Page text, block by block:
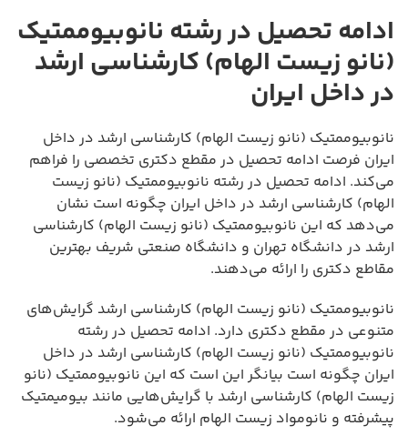
ادامه تحصیل در رشته نانوبیوممتیک
(نانو زیست الهام) کارشناسی ارشد
در داخل ایران
نانوبیوممتیک (نانو زیست الهام) کارشناسی ارشد در داخل
ایران فرصت ادامه تحصیل در مقطع دکتری تخصصی را فراهم
می‌کند. ادامه تحصیل در رشته نانوبیوممتیک (نانو زیست
الهام) کارشناسی ارشد در داخل ایران چگونه است نشان
می‌دهد که این نانوبیوممتیک (نانو زیست الهام) کارشناسی
ارشد در دانشگاه تهران و دانشگاه صنعتی شریف بهترین
مقاطع دکتری را ارائه می‌دهند.
نانوبیوممتیک (نانو زیست الهام) کارشناسی ارشد گرایش‌های
متنوعی در مقطع دکتری دارد. ادامه تحصیل در رشته
نانوبیوممتیک (نانو زیست الهام) کارشناسی ارشد در داخل
ایران چگونه است بیانگر این است که این نانوبیوممتیک (نانو
زیست الهام) کارشناسی ارشد با گرایش‌هایی مانند بیومیمتیک
پیشرفته و نانومواد زیست الهام ارائه می‌شود.